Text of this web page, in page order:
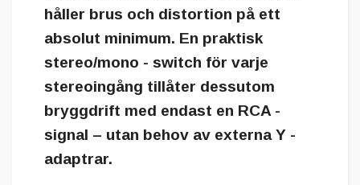
håller brus och distortion på ett
absolut minimum. En praktisk
stereo/mono - switch för varje
stereoingång tillåter dessutom
bryggdrift med endast en RCA -
signal – utan behov av externa Y -
adaptrar.